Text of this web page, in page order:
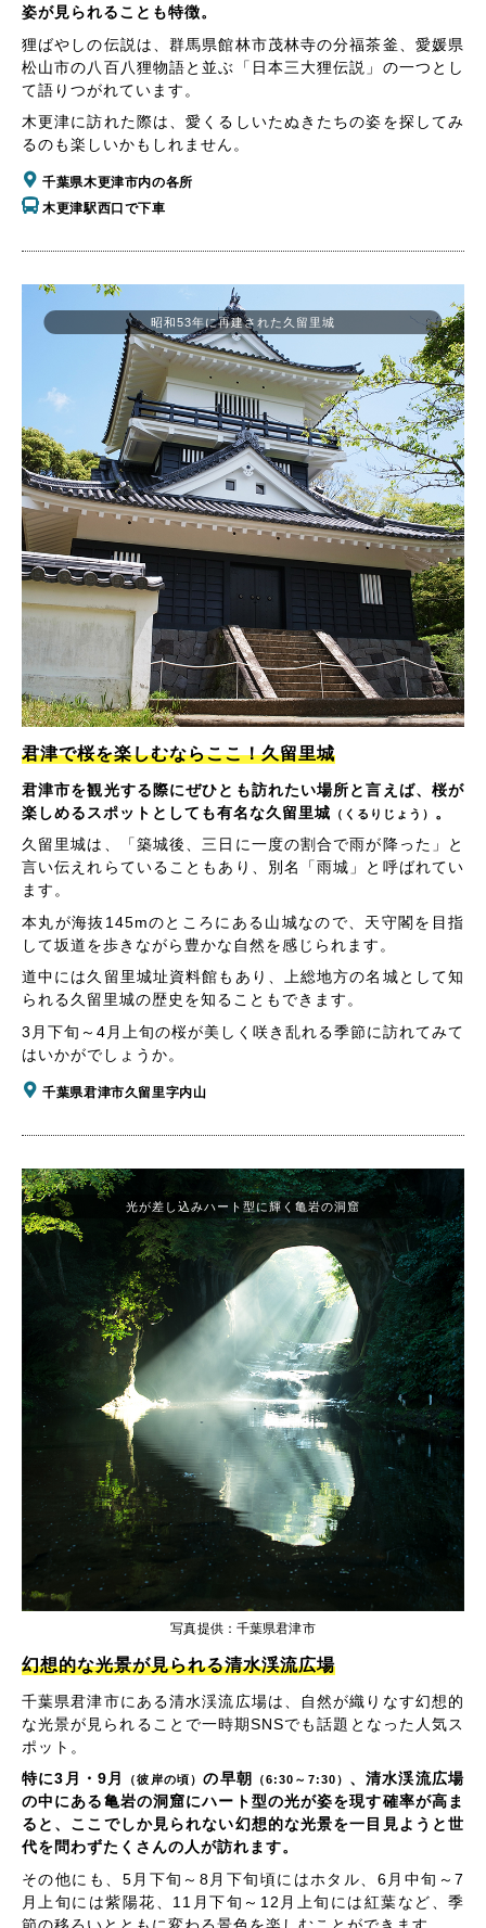
姿が見られることも特徴。
狸ばやしの伝説は、群馬県館林市茂林寺の分福茶釜、愛媛県
松山市の八百八狸物語と並ぶ「日本三大狸伝説」の一つとし
て語りつがれています。
木更津に訪れた際は、愛くるしいたぬきたちの姿を探してみ
るのも楽しいかもしれません。
千葉県木更津市内の各所
木更津駅西口で下車
君津で桜を楽しむならここ！久留里城
君津市を観光する際にぜひとも訪れたい場所と言えば、桜が
楽しめるスポットとしても有名な久留里城 （くるりじょう） 。
久留里城は、「築城後、三日に一度の割合で雨が降った」と
言い伝えれらていることもあり、別名「雨城」と呼ばれてい
ます。
本丸が海抜145mのところにある山城なので、天守閣を目指
して坂道を歩きながら豊かな自然を感じられます。
道中には久留里城址資料館もあり、上総地方の名城として知
られる久留里城の歴史を知ることもできます。
3月下旬～4月上旬の桜が美しく咲き乱れる季節に訪れてみて
はいかがでしょうか。
千葉県君津市久留里字内山
昭和53年に再建された久留里城
光が差し込みハート型に輝く亀岩の洞窟
写真提供：千葉県君津市
幻想的な光景が見られる清水渓流広場
千葉県君津市にある清水渓流広場は、自然が織りなす幻想的
な光景が見られることで一時期SNSでも話題となった人気ス
ポット。
特に3月・9月
（彼岸の頃）の早朝 （6:30～7:30） 、清水渓流広場
の中にある亀岩の洞窟にハート型の光が姿を現す確率が高ま
ると、ここでしか見られない幻想的な光景を一目見ようと世
代を問わずたくさんの人が訪れます。
その他にも、5月下旬～8月下旬頃にはホタル、6月中旬～7
月上旬には紫陽花、11月下旬～12月上旬には紅葉など、季
節の移ろいとともに変わる景色を楽しむことができます。